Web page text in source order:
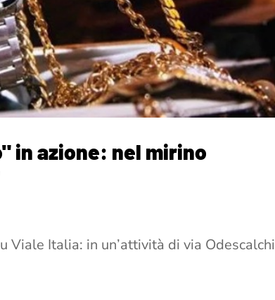
in azione: nel mirino
Italia: in un’attività di via Odescalchi